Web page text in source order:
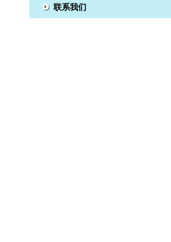
联系我们